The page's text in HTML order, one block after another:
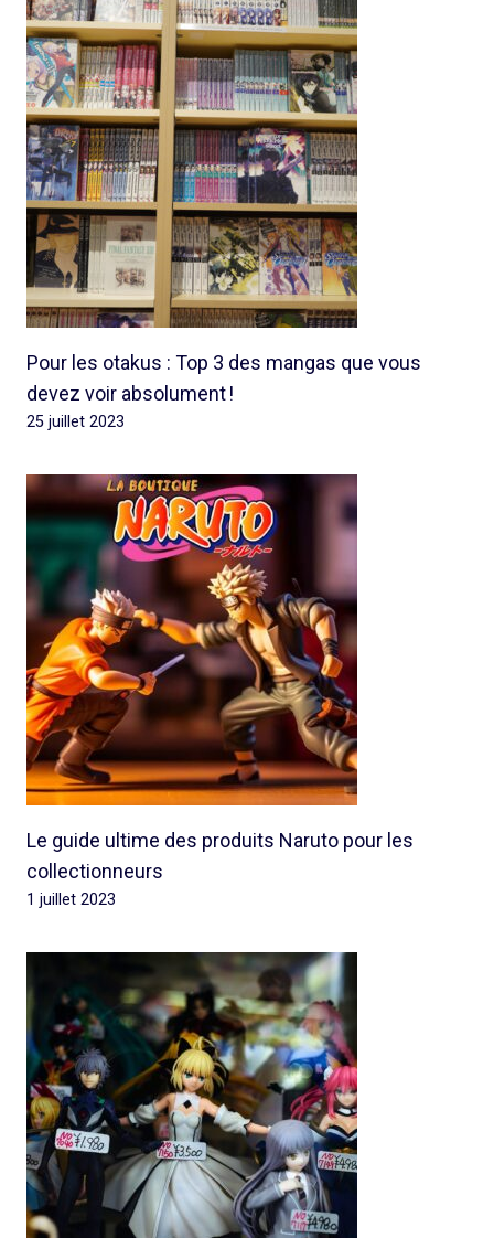
Pour les otakus : Top 3 des mangas que vous
devez voir absolument !
25 juillet 2023
Le guide ultime des produits Naruto pour les
collectionneurs
1 juillet 2023